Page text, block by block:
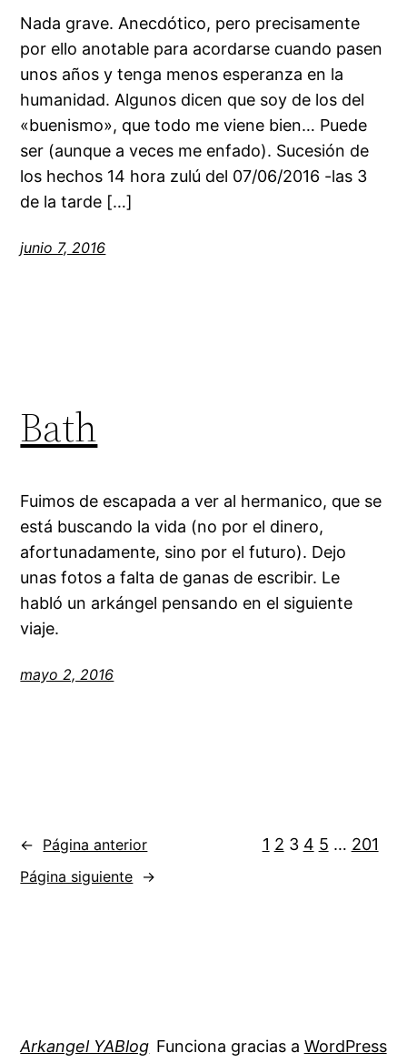
Nada grave. Anecdótico, pero precisamente
por ello anotable para acordarse cuando pasen
unos años y tenga menos esperanza en la
humanidad. Algunos dicen que soy de los del
«buenismo», que todo me viene bien… Puede
ser (aunque a veces me enfado). Sucesión de
los hechos 14 hora zulú del 07/06/2016 -las 3
de la tarde […]
junio 7, 2016
Bath
Fuimos de escapada a ver al hermanico, que se
está buscando la vida (no por el dinero,
afortunadamente, sino por el futuro). Dejo
unas fotos a falta de ganas de escribir. Le
habló un arkángel pensando en el siguiente
viaje.
mayo 2, 2016
← Página anterior 1 2 3 4 5 … 201
Página siguiente →
Arkangel YABlog Funciona gracias a WordPress